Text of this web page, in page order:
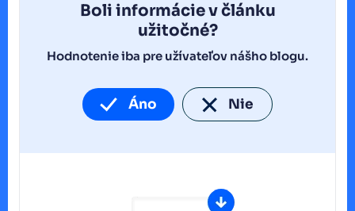
Boli informácie v článku
užitočné?
Hodnotenie iba pre užívateľov nášho blogu.
Áno Nie